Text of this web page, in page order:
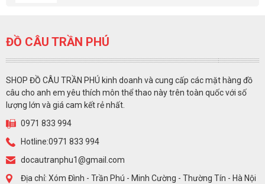
ĐỒ CÂU TRẦN PHÚ
SHOP ĐỒ CÂU TRẦN PHÚ kinh doanh và cung cấp các mặt hàng đồ
câu cho anh em yêu thích môn thể thao này trên toàn quốc với số
lượng lớn và giá cam kết rẻ nhất.
0971 833 994
Hotline:0971 833 994
docautranphu1@gmail.com
Địa chỉ: Xóm Đình - Trần Phú - Minh Cường - Thường Tín - Hà Nội